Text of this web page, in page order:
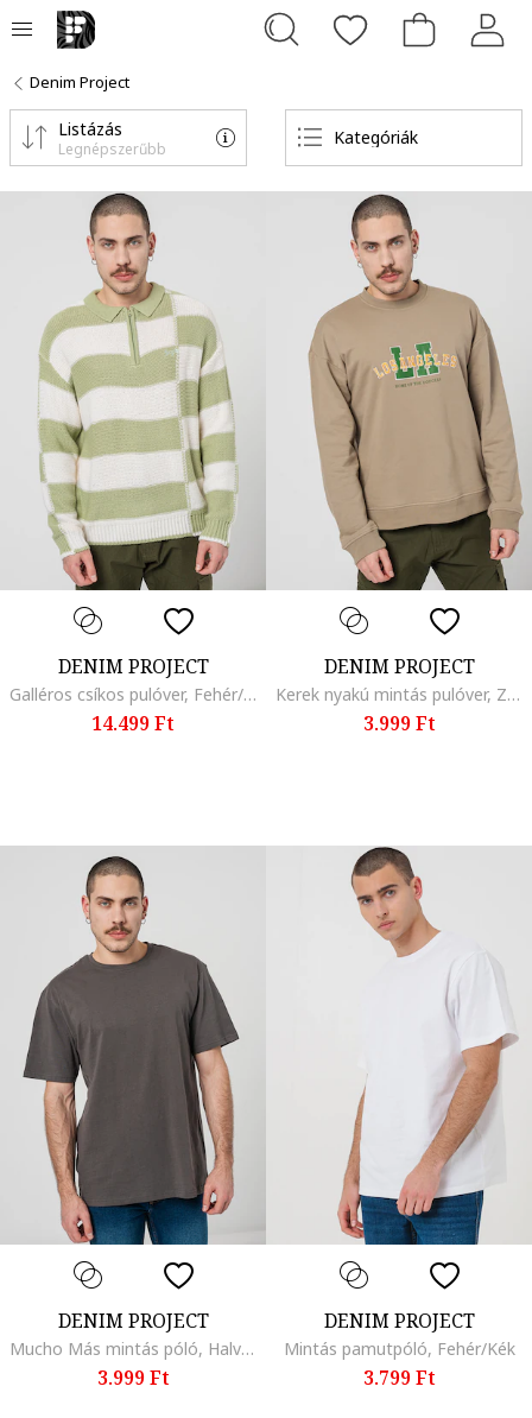
Denim Project
Kategóriák
Listázás
Legnépszerűbb
DENIM PROJECT
Galléros csíkos pulóver, Fehér/Pisztáciazöld
14.499 Ft
DENIM PROJECT
Kerek nyakú mintás pulóver, Zöld/Sárga/Spárgazöld
3.999 Ft
DENIM PROJECT
Mucho Más mintás póló, Halványlila/Sötétszürke/Mentazöld
3.999 Ft
DENIM PROJECT
Mintás pamutpóló, Fehér/Kék
3.799 Ft